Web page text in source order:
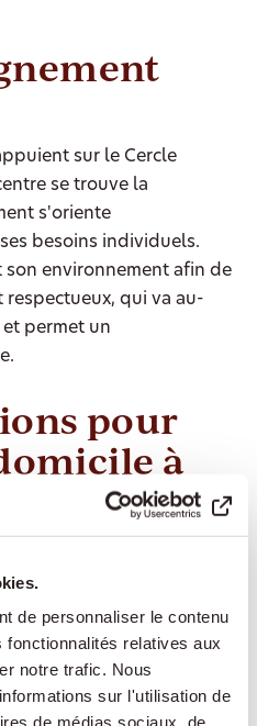
de personnaliser le contenu
relatives aux
notre trafic. Nous
sur l'utilisation de
de médias sociaux, de
sur le Cercle
se trouve la
s'oriente
besoins individuels.
son environnement afin de
qui va au-
et permet un
pour
à
éventail complet de
et de soins pour vous
longtemps possible de
: